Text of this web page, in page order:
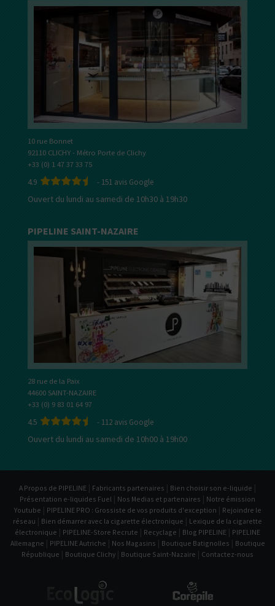
10 rue Bonnet
92110 CLICHY - Métro Porte de Clichy
+33 (0) 1 47 37 33 75
4.9 - 151 avis Google
Ouvert du lundi au samedi de 10h30 à 19h30
PIPELINE SAINT-NAZAIRE
28 rue de la Paix
44600 SAINT-NAZAIRE
+33 (0) 9 83 01 64 97
4.5 - 112 avis Google
Ouvert du lundi au samedi de 10h00 à 19h00
A Propos de PIPELINE | Fabricants partenaires | Bien choisir son e-liquide |
Présentation e-liquides Fuel | Nos Medias et partenaires | Notre émission
Youtube | PIPELINE PRO : Grossiste de vos produits d'exception | Rejoindre le
réseau | Bien démarrer avec la cigarette électronique | Lexique de la cigarette
électronique | PIPELINE-Store Recrute | Recyclage | Blog PIPELINE | PIPELINE
Allemagne | PIPELINE Autriche | Nos Magasins | Boutique Batignolles | Boutique
République | Boutique Clichy | Boutique Saint-Nazaire | Contactez-nous